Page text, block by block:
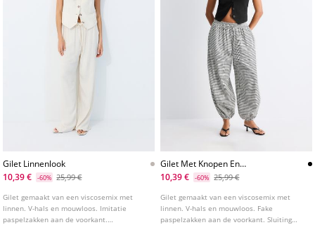
Gilet Linnenlook
10,39 €
-60% 25,99 €
Gilet gemaakt van een viscosemix met
linnen. V-hals en mouwloos. Imitatie
paspelzakken aan de voorkant.
Gilet Met Knopen En
Linnenlook
10,39 € -60% 25,99 €
Gilet gemaakt van een viscosemix met
linnen. V-hals en mouwloos. Fake
paspelzakken aan de voorkant. Sluiting